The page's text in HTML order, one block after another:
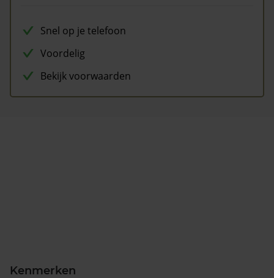
Snel op je telefoon
Voordelig
Bekijk voorwaarden
Kenmerken